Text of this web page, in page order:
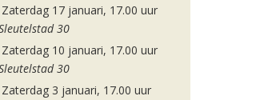
Zaterdag 17 januari, 17.00 uur
30
Zaterdag 10 januari, 17.00 uur
30
Zaterdag 3 januari, 17.00 uur